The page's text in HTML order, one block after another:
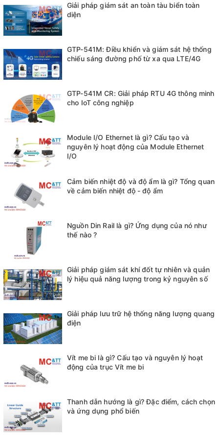
Giải pháp giám sát an toàn tàu biển toàn
diện
GTP-541M: Điều khiển và giám sát hệ thống
chiếu sáng đường phố từ xa qua LTE/4G
GTP-541M CR: Giải pháp RTU 4G thông minh
cho IoT công nghiệp
Module I/O Ethernet là gì? Cấu tạo và
nguyên lý hoạt động của Module Ethernet
I/O
Cảm biến nhiệt độ và độ ẩm là gì? Tổng quan
về cảm biến nhiệt độ - độ ẩm
Nguồn Din Rail là gì? Ứng dụng của nó như
thế nào ?
Giải pháp giám sát khí đốt tự nhiên và quản
lý hiệu quả năng lượng trong kỷ nguyên số
Giải pháp lưu trữ hệ thống năng lượng quang
điện
Vít me bi là gì? Cấu tạo và nguyên lý hoạt
động của trục Vít me bi
Thanh dẫn hướng là gì? Đặc điểm, cách chọn
và ứng dụng phổ biến